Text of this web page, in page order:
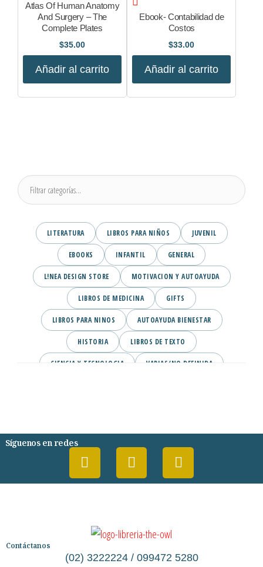
Atlas Of Human Anatomy
And Surgery – The
Complete Plates
$35.00
Añadir al carrito
Ebook- Contabilidad de
Costos
$33.00
Añadir al carrito
LITERATURA LIBROS PARA NIÑOS JUVENIL
EBOOKS INFANTIL GENERAL
L!NEA DESIGN STORE MOTIVACION Y AUTOAYUDA
LIBROS DE MEDICINA GIFTS
LIBROS PARA NINOS AUTOAYUDA BIENESTAR
HISTORIA LIBROS DE TEXTO
CIENCIA Y TECNOLOGIA VARIAS/NO DEFINIDA
Síguenos en redes
Contáctanos
(02) 3222224 / 099472 5280